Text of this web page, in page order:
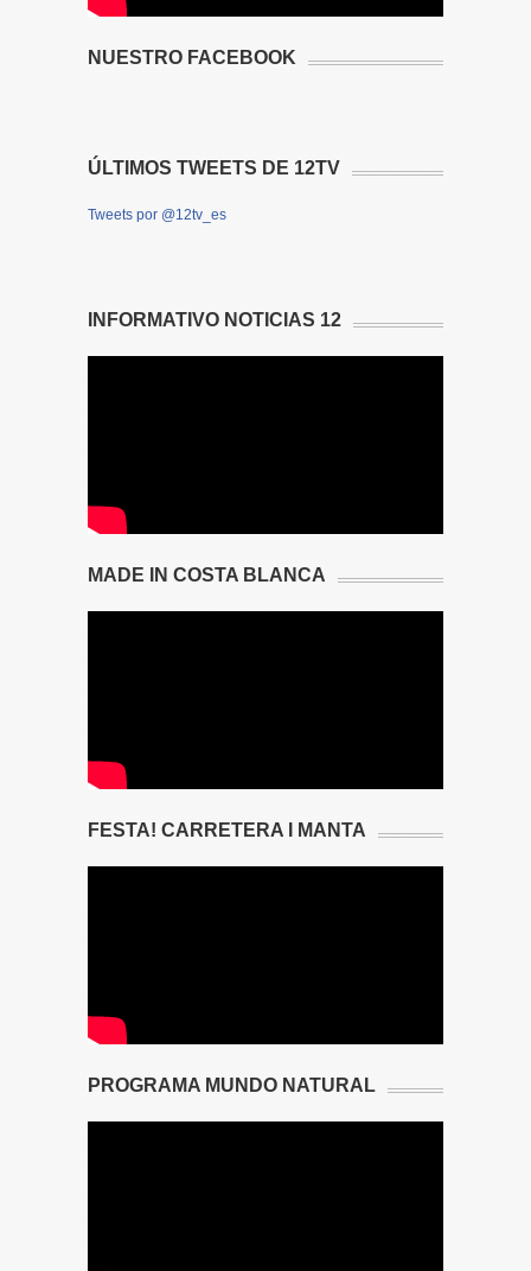
NUESTRO FACEBOOK
ÚLTIMOS TWEETS DE 12TV
Tweets por @12tv_es
INFORMATIVO NOTICIAS 12
MADE IN COSTA BLANCA
FESTA! CARRETERA I MANTA
PROGRAMA MUNDO NATURAL